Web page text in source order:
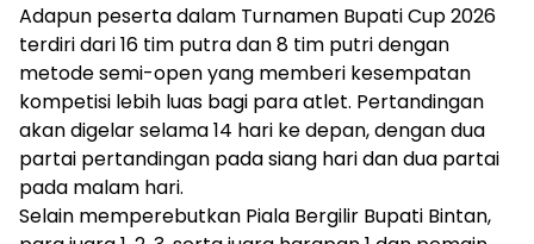
Adapun peserta dalam Turnamen Bupati Cup 2026
terdiri dari 16 tim putra dan 8 tim putri dengan
metode semi-open yang memberi kesempatan
kompetisi lebih luas bagi para atlet. Pertandingan
akan digelar selama 14 hari ke depan, dengan dua
partai pertandingan pada siang hari dan dua partai
pada malam hari.
Selain memperebutkan Piala Bergilir Bupati Bintan,